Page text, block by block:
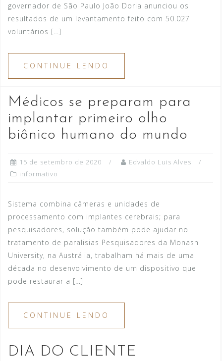
governador de São Paulo João Doria anunciou os
resultados de um levantamento feito com 50.027
voluntários […]
CONTINUE LENDO
Médicos se preparam para
implantar primeiro olho
biônico humano do mundo
15 de setembro de 2020
Edvaldo Luis Alves
informativo
Sistema combina câmeras e unidades de
processamento com implantes cerebrais; para
pesquisadores, solução também pode ajudar no
tratamento de paralisias Pesquisadores da Monash
University, na Austrália, trabalham há mais de uma
década no desenvolvimento de um dispositivo que
pode restaurar a […]
CONTINUE LENDO
DIA DO CLIENTE